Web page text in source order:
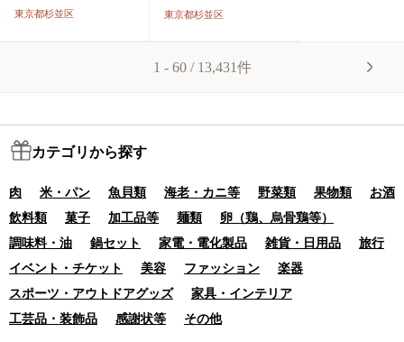
シャルブレンド ゴー
東京都杉並区
シャルブレンド ゴー
甘味 ブレンドコーヒ
ソ コーヒー COFFEE
東京都杉並区
1 - 60 / 13,431件
カテゴリから探す
肉 米・パン 魚貝類 海老・カニ等 野菜類 果物類
お酒
飲料類
菓子 加工品等 麺類
卵（鶏、烏骨鶏等）
調味料・油
鍋セット 家電・電化製品 雑貨・日用品
旅行
イベント・チケット
美容 ファッション
楽器
スポーツ・アウトドアグッズ
家具・インテリア
工芸品・装飾品
感謝状等 その他